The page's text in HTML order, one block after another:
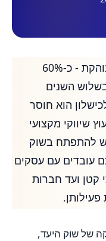
הסטטיסטיקות מראות תמונה בוהקת - כ-60%
השנים
הוא חוסר
שיווקי מקצועי
להתפתח בשוק
עובדים עם עסקים
ועד חברות
פעילותן.
של שוק היעד,